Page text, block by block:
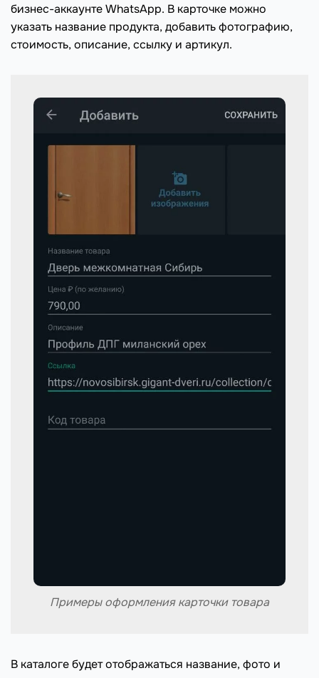
бизнес-аккаунте WhatsApp. В карточке можно
указать название продукта, добавить фотографию,
стоимость, описание, ссылку и артикул.
Примеры оформления карточки товара
В каталоге будет отображаться название, фото и